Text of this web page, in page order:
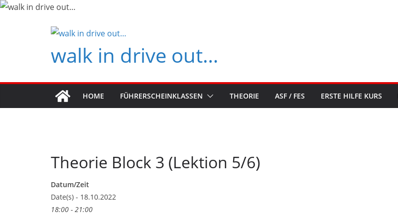
Zum
walk in drive out…
HOME FÜHRERSCHEINKLASSEN THEORIE ASF / FES ERSTE HILFE KURS
Theorie Block 3 (Lektion 5/6)
Datum/Zeit
Date(s) - 18.10.2022
18:00 - 21:00